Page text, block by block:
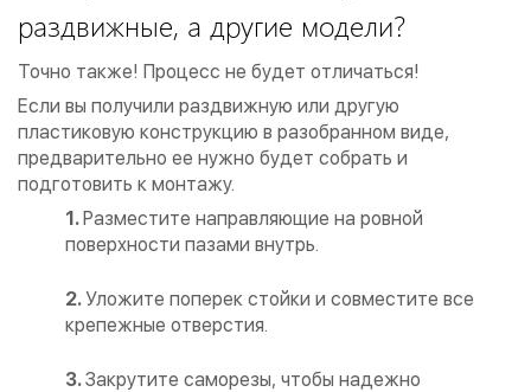
раздвижные, а другие модели?
Точно также! Процесс не будет отличаться!
Если вы получили раздвижную или другую
пластиковую конструкцию в разобранном виде,
предварительно ее нужно будет собрать и
подготовить к монтажу.
Разместите направляющие на ровной
поверхности пазами внутрь.
Уложите поперек стойки и совместите все
крепежные отверстия.
Закрутите саморезы, чтобы надежно